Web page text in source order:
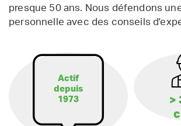
presque 50 ans. Nous défendons
personnelle avec des conseils
Actif
depuis
1973
>